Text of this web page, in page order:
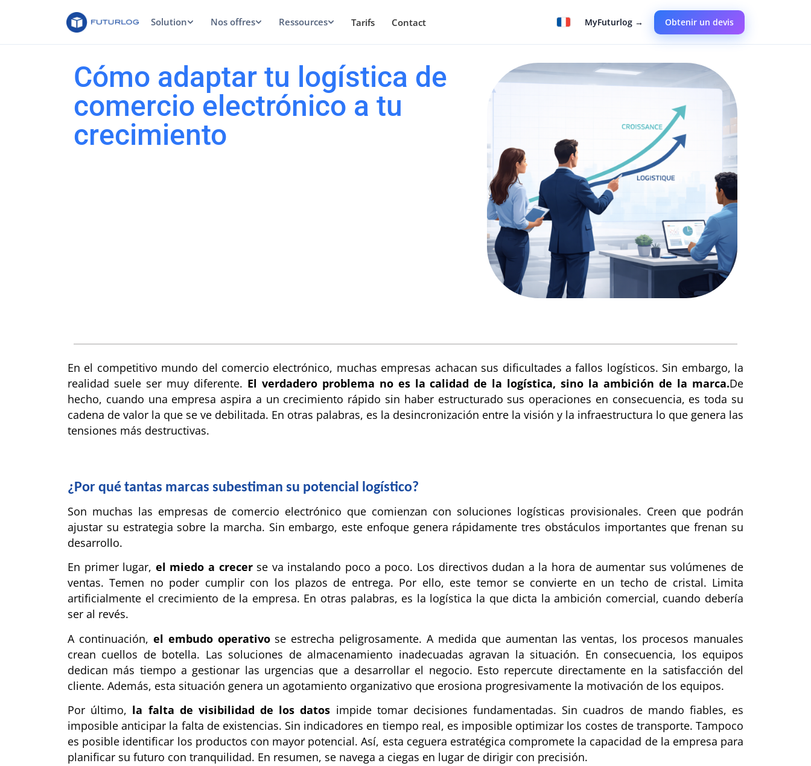
Solution Nos offres Ressources Tarifs Contact MyFuturlog → Obtenir un devis
Cómo adaptar tu logística de
comercio electrónico a tu
crecimiento
En el competitivo mundo del comercio electrónico, muchas empresas achacan sus dificultades a fallos logísticos. Sin embargo, la
realidad suele ser muy diferente. El verdadero problema no es la calidad de la logística, sino la ambición de la marca.De
hecho, cuando una empresa aspira a un crecimiento rápido sin haber estructurado sus operaciones en consecuencia, es toda su
cadena de valor la que se ve debilitada. En otras palabras, es la desincronización entre la visión y la infraestructura lo que genera las
tensiones más destructivas.
¿Por qué tantas marcas subestiman su potencial logístico?
Son muchas las empresas de comercio electrónico que comienzan con soluciones logísticas provisionales. Creen que podrán
ajustar su estrategia sobre la marcha. Sin embargo, este enfoque genera rápidamente tres obstáculos importantes que frenan su
desarrollo.
En primer lugar, el miedo a crecerse va instalando poco a poco. Los directivos dudan a la hora de aumentar sus volúmenes de
ventas. Temen no poder cumplir con los plazos de entrega. Por ello, este temor se convierte en un techo de cristal. Limita
artificialmente el crecimiento de la empresa. En otras palabras, es la logística la que dicta la ambición comercial, cuando debería
ser al revés.
A continuación, el embudo operativose estrecha peligrosamente. A medida que aumentan las ventas, los procesos manuales
crean cuellos de botella. Las soluciones de almacenamiento inadecuadas agravan la situación. En consecuencia, los equipos
dedican más tiempo a gestionar las urgencias que a desarrollar el negocio. Esto repercute directamente en la satisfacción del
cliente. Además, esta situación genera un agotamiento organizativo que erosiona progresivamente la motivación de los equipos.
Por último, la falta de visibilidad de los datos impide tomar decisiones fundamentadas. Sin cuadros de mando fiables, es
imposible anticipar la falta de existencias. Sin indicadores en tiempo real, es imposible optimizar los costes de transporte. Tampoco
es posible identificar los productos con mayor potencial. Así, esta ceguera estratégica compromete la capacidad de la empresa para
planificar su futuro con tranquilidad. En resumen, se navega a ciegas en lugar de dirigir con precisión.